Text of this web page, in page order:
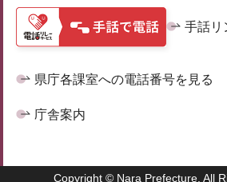
手話リ
県庁各課室への電話番号を見る
庁舎案内
Copyright © Nara Prefecture. All